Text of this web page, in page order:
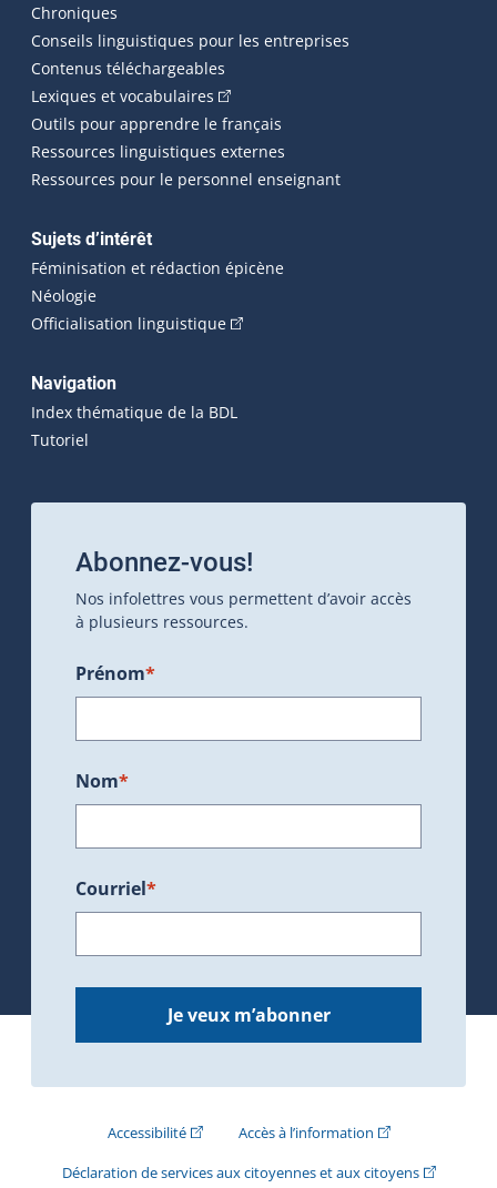
Chroniques
Conseils linguistiques pour les entreprises
Contenus téléchargeables
Lexiques et vocabulaires (Cet hyperlien externe s'ouvrira
Outils pour apprendre le français
Ressources linguistiques externes
Ressources pour le personnel enseignant
Sujets d’intérêt
Féminisation et rédaction épicène
Néologie
Officialisation linguistique(Cet hyperlien externe s'ouvrira
Navigation
Index thématique de la BDL
Tutoriel
Abonnez-vous!
Nos infolettres vous permettent d’avoir accès
à plusieurs ressources.
Prénom*
Nom*
Courriel*
Je veux m’abonner
Accessibilité(Cet hyperlien externe s'ouvrira dans une
Accès à l’information(Cet hyperlien
Déclaration de services aux citoyennes et aux citoyens(Cet